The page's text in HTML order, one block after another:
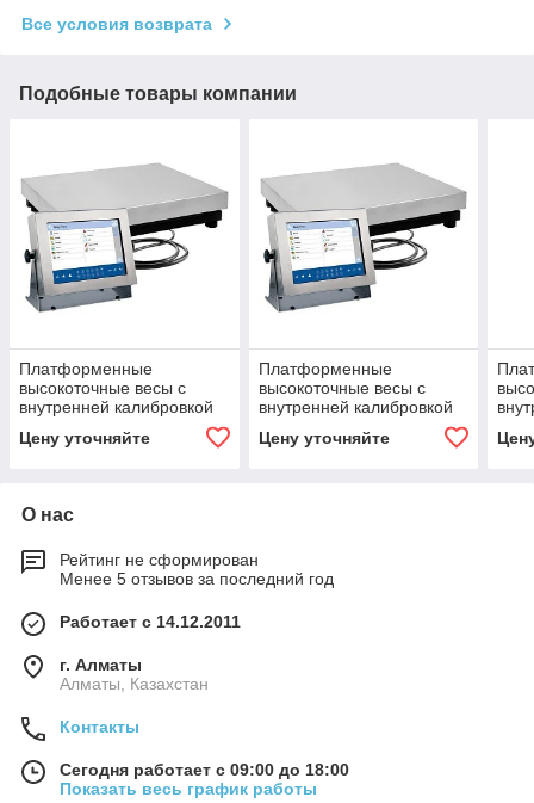
Все условия возврата
Подобные товары компании
Платформенные
высокоточные весы с
внутренней калибровкой
Цену уточняйте
Платформенные
высокоточные весы с
внутренней калибровкой
Цену уточняйте
О нас
Рейтинг не сформирован
Менее 5 отзывов за последний год
Работает с 14.12.2011
г. Алматы
Алматы, Казахстан
Контакты
Сегодня работает с 09:00 до 18:00
Показать весь график работы